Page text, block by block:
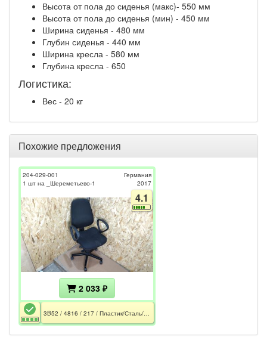
Высота от пола до сиденья (макс)- 550 мм
Высота от пола до сиденья (мин) - 450 мм
Ширина сиденья - 480 мм
Глубин сиденья - 440 мм
Ширина кресла - 580 мм
Глубина кресла - 650
Логистика:
Вес - 20 кг
Похожие предложения
204-029-001
1 шт на _Шереметьево-1
Германия
2017
4.1
2 033 ₽
3B52 / 4816 / 217 / Пластик/Сталь/Ткань/650x580x1070/Подлокотники/Колёса/Чёрный/120kg